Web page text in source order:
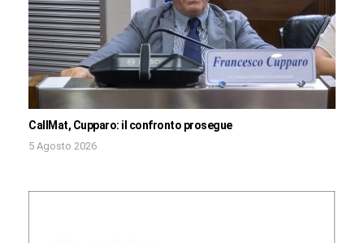
CallMat, Cupparo: il confronto prosegue
5 Agosto 2026